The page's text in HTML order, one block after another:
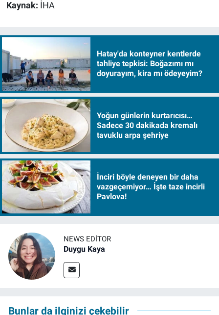
Kaynak: İHA
Hatay'da konteyner kentlerde
tahliye tepkisi: Boğazımı mı
doyurayım, kira mı ödeyeyim?
Yoğun günlerin kurtarıcısı…
Sadece 30 dakikada kremalı
tavuklu arpa şehriye
İnciri böyle deneyen bir daha
vazgeçemiyor… İşte taze incirli
Pavlova!
NEWS EDITOR
Duygu Kaya
Bunlar da ilginizi çekebilir